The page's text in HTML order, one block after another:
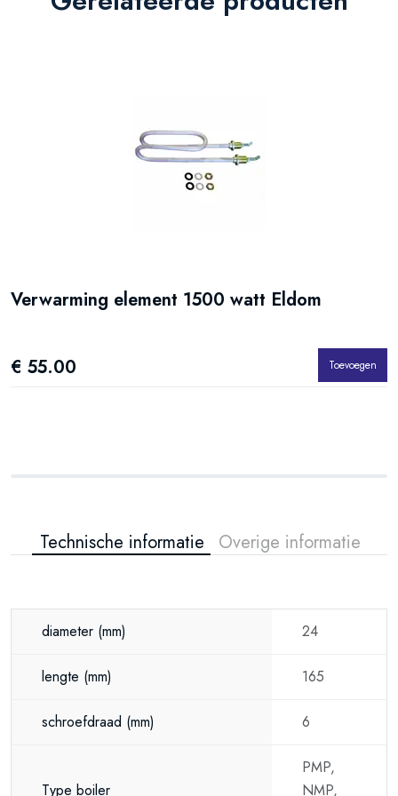
van gebruik, ingestelde temperatuur en verontreinigingen in het water.
Verwarming element 1500 watt Eldom
€ 55.00 Toevoegen
Technische informatie Overige informatie
diameter (mm) 24
lengte (mm) 165
schroefdraad (mm) 6
Type boiler
PMP,
NMP,